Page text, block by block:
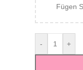
Fügen
- +